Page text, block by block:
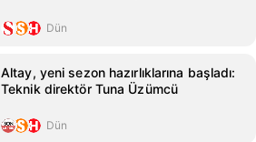
Dün
Altay, yeni sezon hazırlıklarına başladı:
Teknik direktör Tuna Üzümcü
Dün